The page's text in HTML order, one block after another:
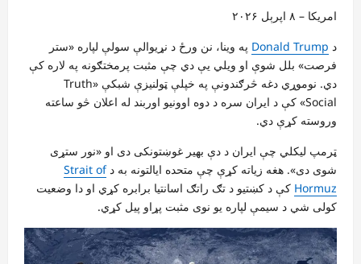
امریکا – ۸ اپرېل ۲۰۲۶
د Donald Trump په وینا، نن ورځ د نړیوالې سولې لپاره «ستر
فرصت» بلل شوې او ویلي یې دي چې مثبت پرمختګونه په لاره کې
دي. نوموړي دغه څرګندونې په خپلې ټولنیزې شبکې «Truth
Social» کې د ایران سره د دوه اوونیو اوربند له اعلان څو ساعته
وروسته کړې دي.
ټرمپ لیکلي چې ایران د دې بهیر غوښتونکی دی او «نور ستړی
شوی دی». هغه زیاته کړې چې متحده ایالتونه به دStrait of
Hormuz کې د کښتیو د تګ راتګ اسانتیا برابره کړي او دا وضعیت
کولی شي د سیمې لپاره یو نوی مثبت پړاو پیل کړي.